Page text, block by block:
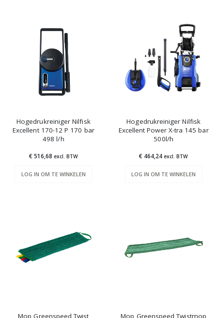
Hogedrukreiniger Nilfisk
Excellent 170-12 P 170 bar
498 l/h
€ 516,68 excl. BTW
LOG IN OM TE WINKELEN
Hogedrukreiniger Nilfisk
Excellent Power X-tra 145 bar
500l/h
€ 464,24excl. BTW
LOG IN OM TE WINKELEN
Mop Greenspeed Twist
Mop Greenspeed Twistmop